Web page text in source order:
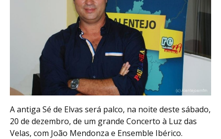
A antiga Sé de Elvas será palco, na noite deste sábado,
20 de dezembro, de um grande Concerto à Luz das
Velas, com João Mendonza e Ensemble Ibérico.